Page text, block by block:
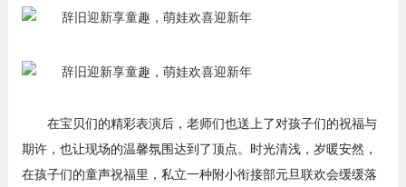
在宝贝们的精彩表演后，老师们也送上了对孩子们的祝福与
期许，也让现场的温馨氛围达到了顶点。时光清浅，岁暖安然，
在孩子们的童声祝福里，私立一种附小衔接部元旦联欢会缓缓落